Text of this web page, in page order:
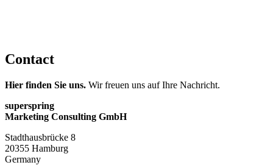
Contact
Hier finden Sie uns. Wir freuen uns auf Ihre Nachricht.
superspring
Marketing Consulting GmbH
Stadthausbrücke 8
20355 Hamburg
Germany